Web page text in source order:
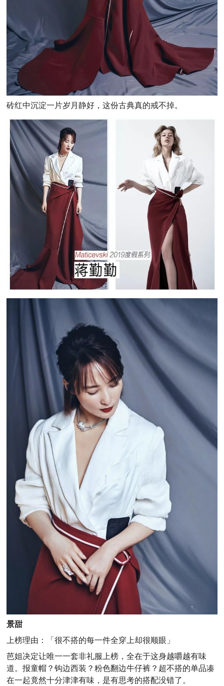
砖红中沉淀一片岁月静好，这份古典真的戒不掉。
景甜
上榜理由：
「很不搭的每一件全穿上却很顺眼」
芭姐决定让唯一一套非礼服上榜，全在于这身越嚼越有味
道。报童帽？钩边西装？粉色翻边牛仔裤？超不搭的单品凑
在一起竟然十分津津有味，是有思考的搭配没错了。